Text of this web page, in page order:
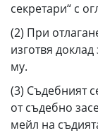
секретари“ с
(2) При
изготвя
му.
(3) Съдебният
от съдебно
мейл на